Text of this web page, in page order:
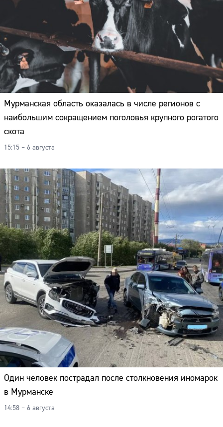
Мурманская область оказалась в числе регионов с
наибольшим сокращением поголовья крупного рогатого
скота
15:15 – 6 августа
Один человек пострадал после столкновения иномарок
в Мурманске
14:58 – 6 августа